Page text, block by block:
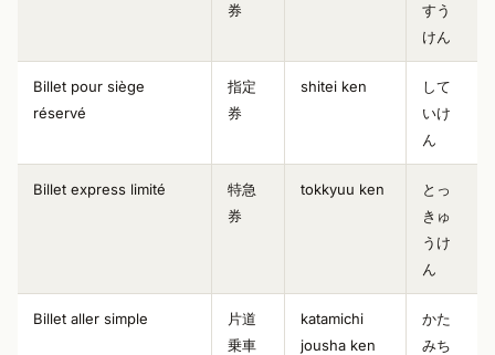
券
すう
けん
Billet pour siège
réservé
指定
券
shitei ken
して
いけ
ん
Billet express limité
特急
券
tokkyuu ken
とっ
きゅ
うけ
ん
Billet aller simple
片道
乗車
katamichi
jousha ken
かた
みち